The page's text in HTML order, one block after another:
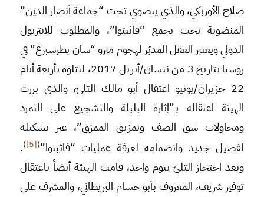
صلاح الأوزبكي، والذي ينضوي تحت “جماعة أنصار الدين”
المنضوية تحت تجمع “فاثبتوا”، والمطلوب للانتربول
الدولي ويعتبر العقل المدبّر لهجوم مترو “سان بطرسبرغ” في
روسيا بتاريخ 3 من نيسان/أبريل 2017، ليتلوه بأربعة أيام
22 حزيران/يونيو اعتقال أبو مالك التليّ، والذي بررت
الهيئة اعتقاله بـ”إثارة البلبلة والتشجيع على التمرد
ومحاولات شق الصف وتمزيق الممزق”، عبر تشكيله
لفصيل جديد وانضمامه لغرفة عمليات “فاثبتوا”(
[5]
)
.
وبعد احتجاز التليّ بيوم واحد، قامت الهيئة أيضاً باعتقال
توقير شريف، المعروف بأبو حسام البريطاني، والمشرف على